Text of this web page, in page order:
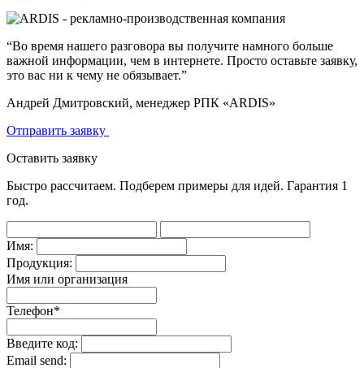
“Во время нашего разговора вы получите намного больше
важной информации, чем в интернете. Просто оставьте заявку,
это вас ни к чему не обязывает.”
Андрей Дмитровский, менеджер РПК «ARDIS»
Отправить заявку
Оставить заявку
Быстро рассчитаем. Подберем примеры для идей. Гарантия 1
год.
Имя:
Продукция:
Имя или организация
Телефон*
Введите код:
Email send: